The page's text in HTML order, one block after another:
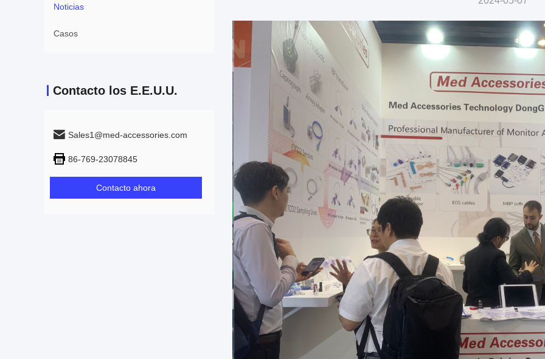
Noticias
Casos
Contacto los E.E.U.U.
Sales1@med-accessories.com
86-769-23078845
Contacto ahora